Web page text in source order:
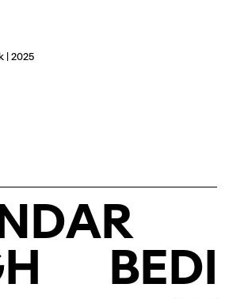
| 2025
BEDI